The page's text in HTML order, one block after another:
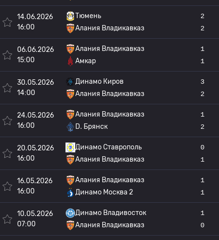
14.06.2026
16:00
Тюмень
Алания Владикавказ
2
2
06.06.2026
15:00
Алания Владикавказ
Амкар
1
1
30.05.2026
14:00
Динамо Киров
Алания Владикавказ
3
2
24.05.2026
16:00
Алания Владикавказ
D. Брянск
1
2
20.05.2026
16:00
Динамо Ставрополь
Алания Владикавказ
0
1
16.05.2026
16:00
Алания Владикавказ
Динамо Москва 2
1
1
10.05.2026
07:00
Динамо Владивосток
Алания Владикавказ
1
0